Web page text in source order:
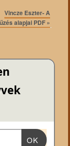
Vincze Eszter- A
alapjai PDF »
OK